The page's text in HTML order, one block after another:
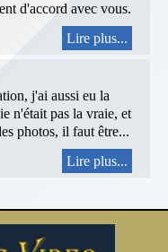
d'accord avec vous.
Lire plus...
j'ai aussi eu la
n'était pas la vraie, et
photos, il faut être...
Lire plus...